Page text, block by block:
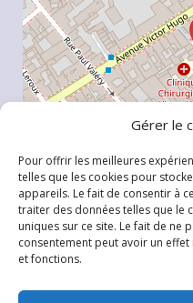
Gérer le
Pour offrir les meilleures
telles que les cookies pour
appareils. Le fait de consentir à
traiter des données telles que le
uniques sur ce site. Le fait de ne
consentement peut avoir un
et fonctions.